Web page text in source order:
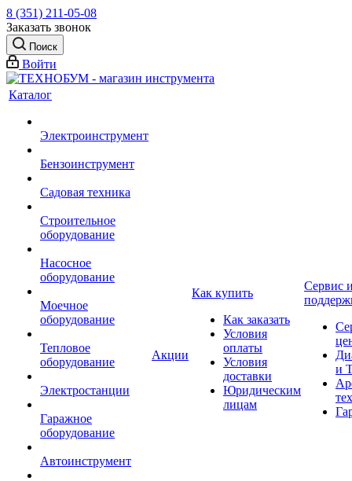
8 (351) 211-05-08
Заказать звонок
Поиск
Войти
Каталог
Электроинструмент
Бензоинструмент
Садовая техника
Строительное
оборудование
Насосное
оборудование
Моечное
оборудование
Тепловое
оборудование
Электростанции
Гаражное
оборудование
Автоинструмент
Акции
Как купить
Как заказать
Условия
оплаты
Условия
доставки
Юридическим
лицам
Сервис
и